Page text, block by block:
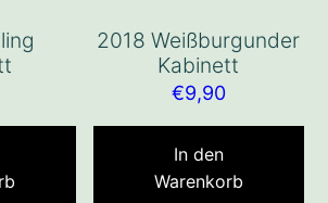
2018 Weißburgunder
Kabinett
€9,90
In den
Warenkorb